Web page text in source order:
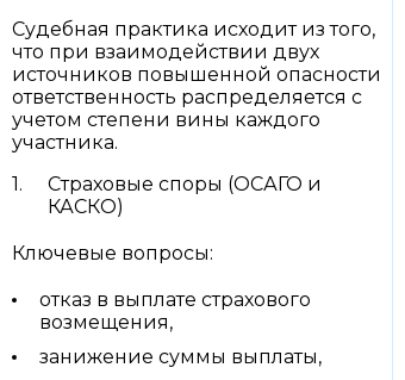
Судебная практика исходит из того,
что при взаимодействии двух
источников повышенной опасности
ответственность распределяется с
учетом степени вины каждого
участника.
Страховые споры (ОСАГО и
КАСКО)
Ключевые вопросы:
отказ в выплате страхового
возмещения,
занижение суммы выплаты,